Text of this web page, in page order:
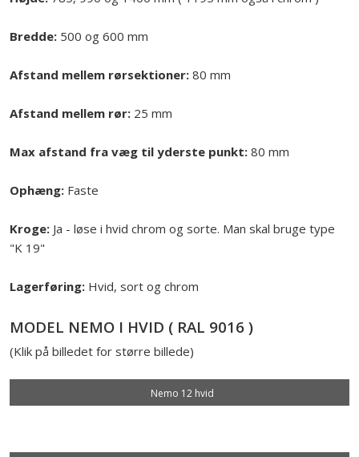
Bredde:500 og 600 mm
Afstand mellem rørsektioner:80 mm
Afstand mellem rør:25 mm
Max afstand fra væg til yderste punkt:80 mm
Ophæng:Faste
Kroge:Ja - løse i hvid chrom og sorte. Man skal bruge type
"K 19"
Lagerføring:Hvid, sort og chrom
MODEL NEMO I HVID ( RAL 9016 )
(Klik på billedet for større billede)
Nemo 12 hvid